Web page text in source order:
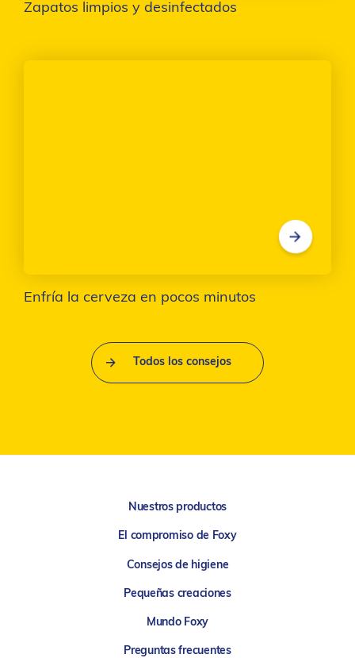
Zapatos limpios y desinfectados
Enfría la cerveza en pocos minutos
Todos los consejos
Nuestros productos
El compromiso de Foxy
Consejos de higiene
Pequeñas creaciones
Mundo Foxy
Preguntas frecuentes